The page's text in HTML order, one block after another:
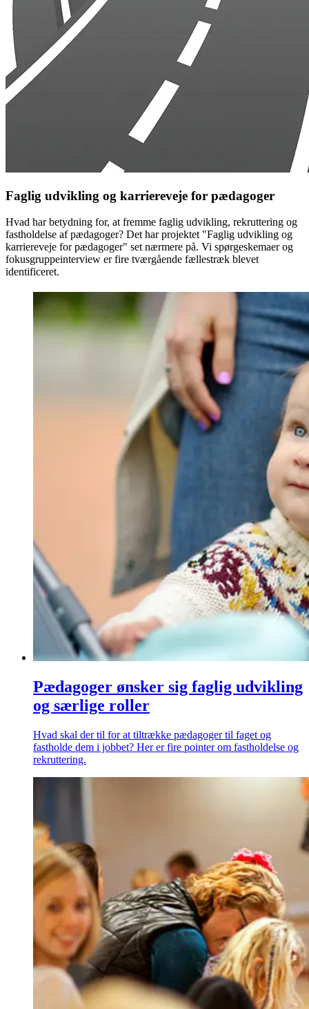
Faglig udvikling og karriereveje for pædagoger
Hvad har betydning for, at fremme faglig udvikling, rekruttering og
fastholdelse af pædagoger? Det har projektet "Faglig udvikling og
karriereveje for pædagoger" set nærmere på. Vi spørgeskemaer og
fokusgruppeinterview er fire tværgående fællestræk blevet
identificeret.
Pædagoger ønsker sig faglig udvikling
og særlige roller
Hvad skal der til for at tiltrække pædagoger til faget og
fastholde dem i jobbet? Her er fire pointer om fastholdelse og
rekruttering.